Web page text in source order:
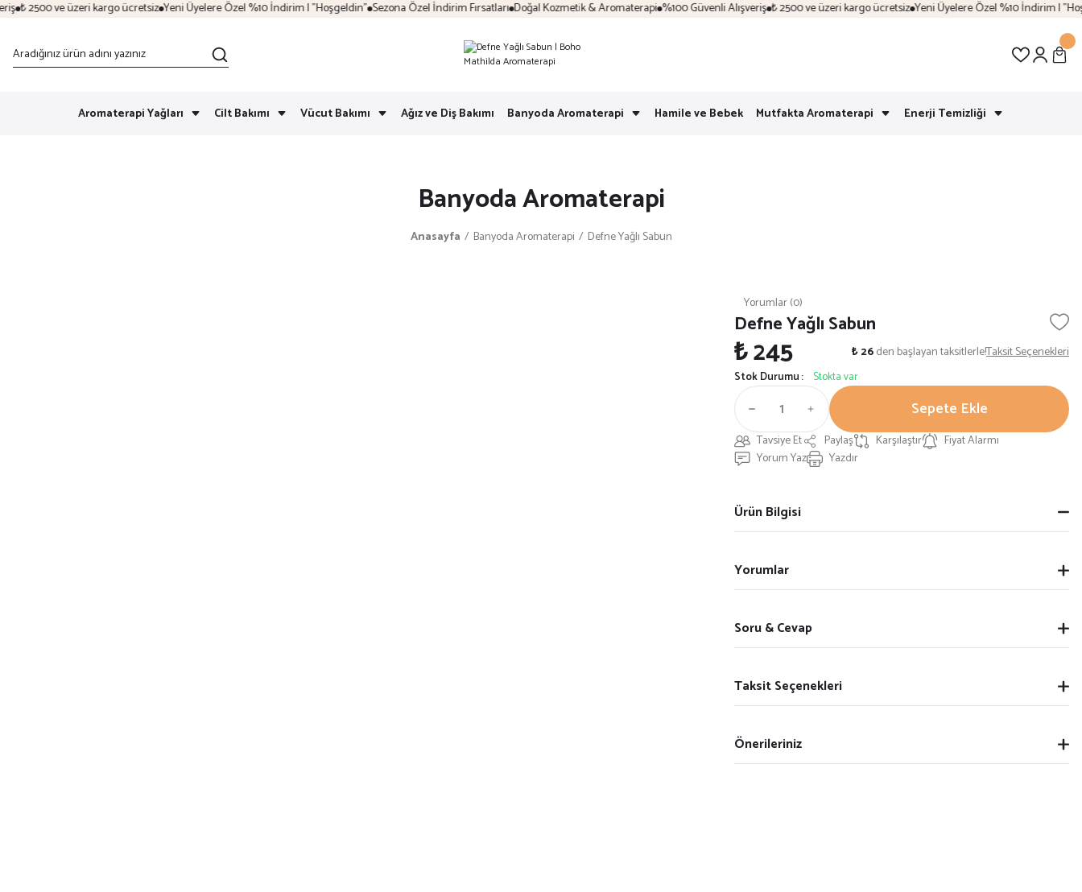
₺ 2500 ve üzeri kargo ücretsiz Yeni Üyelere Özel %10 İndirim | "Hoşgeldin" Sezona Özel İndirim Fırsatları Doğal Kozmetik & Aromaterapi %100 Güvenli Alışveriş ₺ 2500 ve üzeri kargo ücretsiz Yeni Üyelere Özel %10 İndirim |
Aromaterapi Yağları Cilt Bakımı Vücut Bakımı Ağız ve Diş Bakımı Banyoda Aromaterapi Hamile ve Bebek Mutfakta Aromaterapi Enerji Temizliği
Banyoda Aromaterapi
Anasayfa Banyoda Aromaterapi Defne Yağlı Sabun
Yorumlar (0)
Defne Yağlı Sabun
₺ 245 ₺ 26den başlayan taksitlerle!Taksit Seçenekleri
Stok Durumu Stokta var
Sepete Ekle
Tavsiye Et Paylaş Karşılaştır
Fiyat Alarmı
Yorum Yaz
Yazdır
Ürün Bilgisi
Yorumlar
Soru & Cevap
Taksit Seçenekleri
Önerileriniz